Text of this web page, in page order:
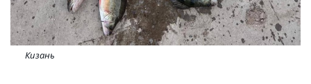
Кизань